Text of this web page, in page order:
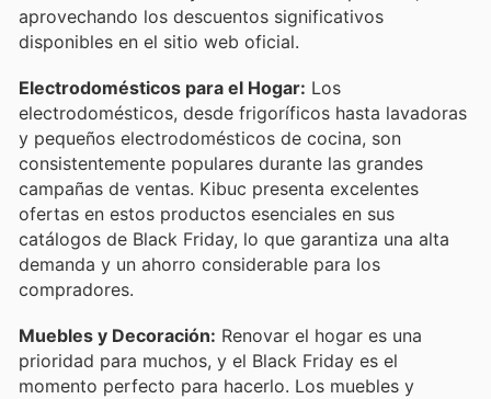
aprovechando los descuentos significativos
disponibles en el sitio web oficial.
Electrodomésticos para el Hogar: Los
electrodomésticos, desde frigoríficos hasta lavadoras
y pequeños electrodomésticos de cocina, son
consistentemente populares durante las grandes
campañas de ventas. Kibuc presenta excelentes
ofertas en estos productos esenciales en sus
catálogos de Black Friday, lo que garantiza una alta
demanda y un ahorro considerable para los
compradores.
Muebles y Decoración: Renovar el hogar es una
prioridad para muchos, y el Black Friday es el
momento perfecto para hacerlo. Los muebles y